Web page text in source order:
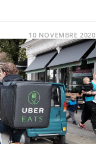
10 NOVEMBRE 2020